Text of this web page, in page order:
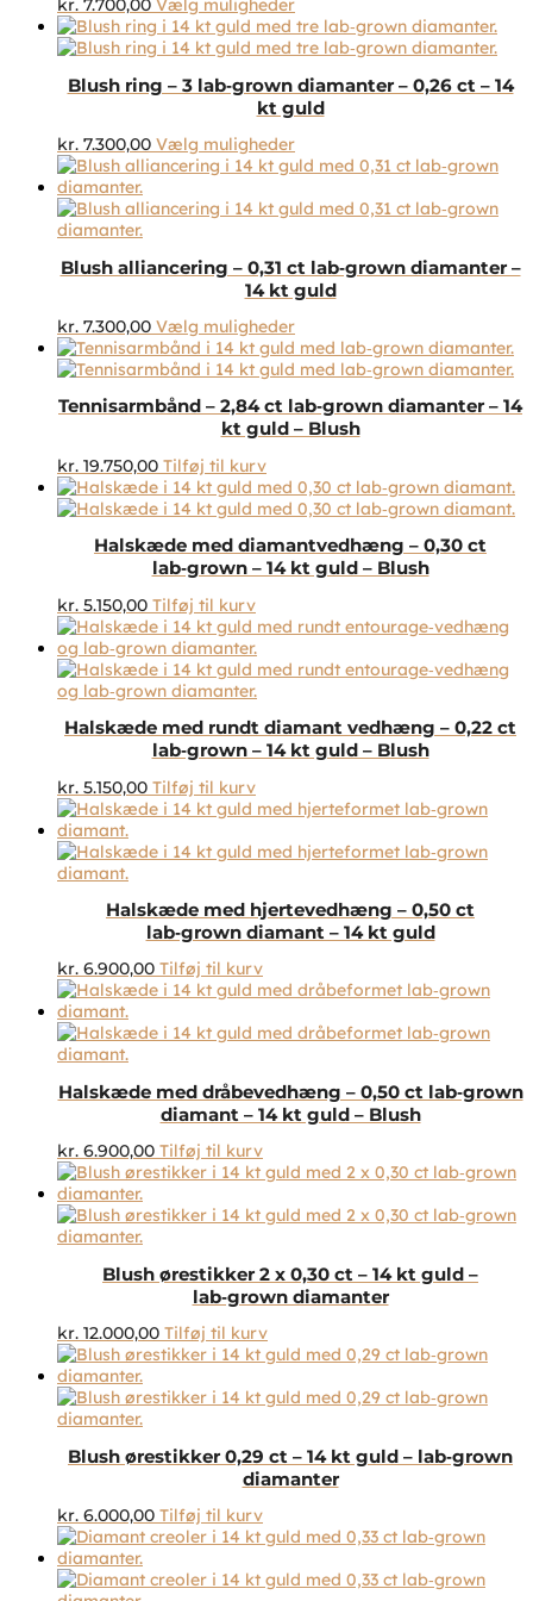
varesiden
kr. 7.700,00 Vælg muligheder
vare
har
varianter.
Mulighederne
vælges
på
varesiden
Blush ring – 3 lab‑grown diamanter – 0,26 ct – 14
kt guld
kr. 7.300,00 Vælg mulighederDette
vare
flere
kan
vælges
varesiden
Blush alliancering – 0,31 ct lab‑grown diamanter –
14 kt guld
kr. 7.300,00 Vælg mulighederDette
vare
har
varianter.
Mulighederne
på
varesiden
Tennisarmbånd – 2,84 ct lab‑grown diamanter – 14
kt guld – Blush
kr. 19.750,00 Tilføj til kurv
Halskæde med diamantvedhæng – 0,30 ct
lab‑grown – 14 kt guld – Blush
kr. 5.150,00 Tilføj til kurv
Halskæde med rundt diamant vedhæng – 0,22 ct
lab‑grown – 14 kt guld – Blush
kr. 5.150,00 Tilføj til kurv
Halskæde med hjertevedhæng – 0,50 ct
lab‑grown diamant – 14 kt guld
kr. 6.900,00 Tilføj til kurv
Halskæde med dråbevedhæng – 0,50 ct lab‑grown
diamant – 14 kt guld – Blush
kr. 6.900,00 Tilføj til kurv
Blush ørestikker 2 x 0,30 ct – 14 kt guld –
lab‑grown diamanter
kr. 12.000,00 Tilføj til kurv
Blush ørestikker 0,29 ct – 14 kt guld – lab‑grown
diamanter
kr. 6.000,00 Tilføj til kurv